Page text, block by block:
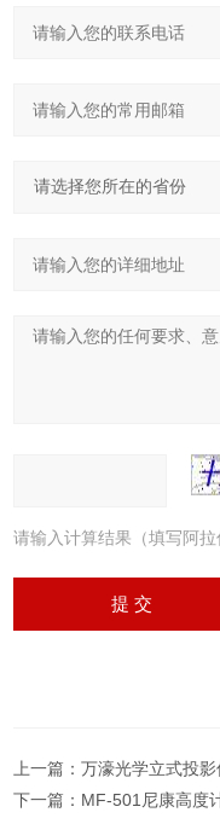
请输入计算结果（填写阿
上一篇：万濠光学立式投
下一篇： MF-501尼康高度